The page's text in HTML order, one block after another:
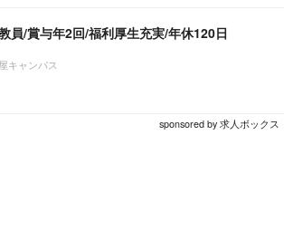
員/賞与年2回/福利厚生充実/年休120日
キャンパス
sponsored by 求人ボックス